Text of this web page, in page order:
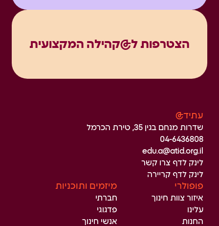
הצטרפות ל@קהילה המקצועית
עתיד@
שדרות מנחם בגין 35, טירת הכרמל
04-6436808
edu.a@atid.org.il
לינק לדף צרו קשר
לינק לדף קריירה
פופולרי
איזור צוות חינוך
עלינו
החנות
מיזמים ותוכניות
חברתי
פדגוגי
אנשי חינוך